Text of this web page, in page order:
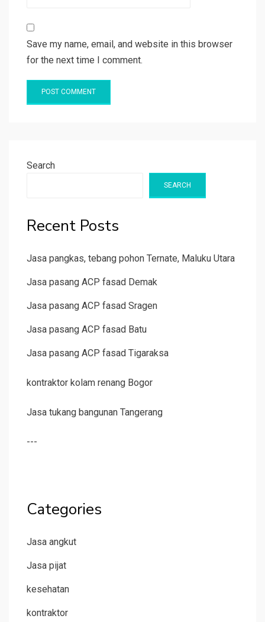
Save my name, email, and website in this browser
for the next time I comment.
Search
SEARCH
Recent Posts
Jasa pangkas, tebang pohon Ternate, Maluku Utara
Jasa pasang ACP fasad Demak
Jasa pasang ACP fasad Sragen
Jasa pasang ACP fasad Batu
Jasa pasang ACP fasad Tigaraksa
kontraktor kolam renang Bogor
Jasa tukang bangunan Tangerang
---
Categories
Jasa angkut
Jasa pijat
kesehatan
kontraktor